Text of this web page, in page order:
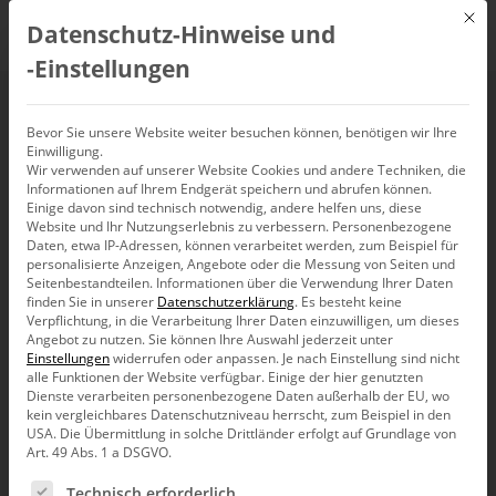
Webinar: Projekterfolg
mit Bissantz
11. November 2025, 10:00–11:00Uhr
Mit
Datenschutz-Hinweise und
‑Einstellungen
Bevor Sie unsere Website weiter besuchen können, benötigen wir Ihre
Einwilligung.
Wir verwenden auf unserer Website Cookies und andere Techniken, die
Informationen auf Ihrem Endgerät speichern und abrufen können.
Einige davon sind technisch notwendig, andere helfen uns, diese
Website und Ihr Nutzungserlebnis zu verbessern. Personenbezogene
Daten, etwa IP-Adressen, können verarbeitet werden, zum Beispiel für
personalisierte Anzeigen, Angebote oder die Messung von Seiten und
Seitenbestandteilen. Informationen über die Verwendung Ihrer Daten
finden Sie in unserer Datenschutzerklärung. Es besteht keine
Verpflichtung, in die Verarbeitung Ihrer Daten einzuwilligen, um dieses
Angebot zu nutzen.Sie können Ihre Auswahl jederzeit unter
Einstellungenwiderrufen oder anpassen. Je nach Einstellung sind nicht
alle Funktionen der Website verfügbar. Einige der hier genutzten
Dienste verarbeiten personenbezogene Daten außerhalb der EU, wo
kein vergleichbares Datenschutzniveau herrscht, zum Beispiel in den
USA. Die Übermittlung in solche Drittländer erfolgt auf Grundlage von
Art. 49 Abs. 1 a DSGVO.
Es folgt eine Liste der Service-Gruppen, für die eine